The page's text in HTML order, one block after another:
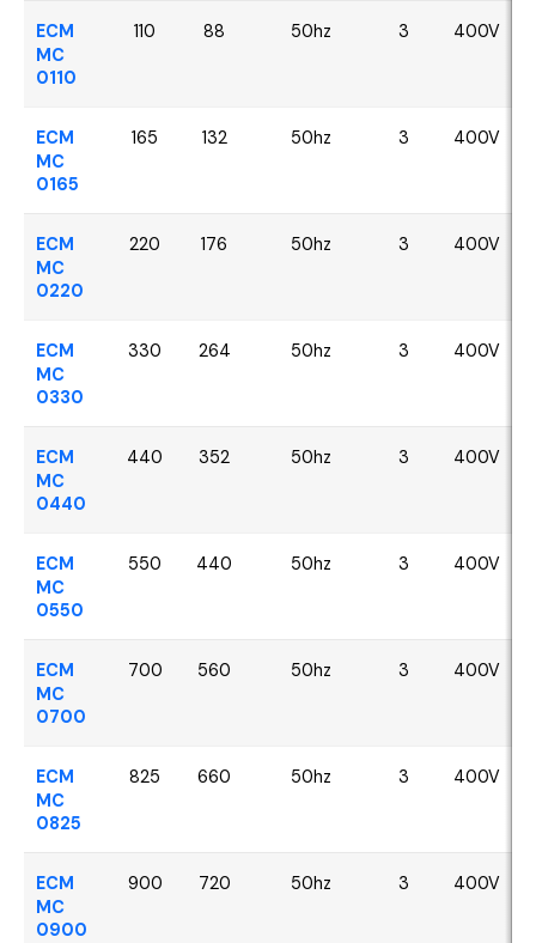
ECM
MC
0110
110 88 50hz 3 400V
ECM
MC
0165
165 132 50hz 3 400V
ECM
MC
0220
220 176 50hz 3 400V
ECM
MC
0330
330 264 50hz 3 400V
ECM
MC
0440
440 352 50hz 3 400V
ECM
MC
0550
550 440 50hz 3 400V
ECM
MC
0700
700 560 50hz 3 400V
ECM
MC
0825
825 660 50hz 3 400V
ECM
MC
0900
900 720 50hz 3 400V